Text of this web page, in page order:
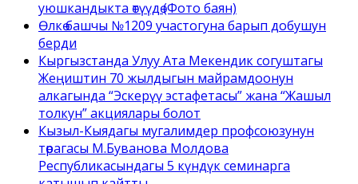
уюшкандыкта өтүүдө (Фото баян)
Өлкө башчы №1209 участогуна барып добушун
берди
Кыргызстанда Улуу Ата Мекендик согуштагы
Жеңиштин 70 жылдыгын майрамдоонун
алкагында “Эскерүү эстафетасы” жана “Жашыл
толкун” акциялары болот
Кызыл-Кыядагы мугалимдер профсоюзунун
төрагасы М.Буванова Молдова
Республикасындагы 5 күндүк семинарга